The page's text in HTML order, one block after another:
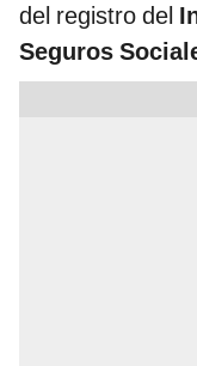
del registro del
Seguros